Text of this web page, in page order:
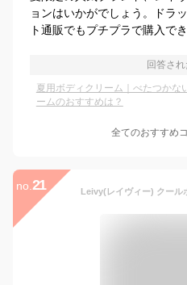
ョンはいかがでしょう。ドラ
ト通販でもプチプラで購入で
回答さ
夏用ボディクリーム｜べたつかな
ームのおすすめは？
全てのおすすめ
no. 21 Leivy(レイヴィー) クール